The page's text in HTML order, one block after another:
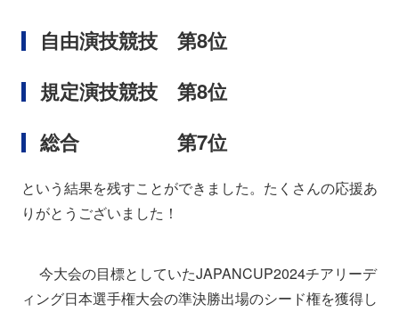
自由演技競技 第8位
規定演技競技 第8位
総合 第7位
という結果を残すことができました。たくさんの応援あ
りがとうございました！
今大会の目標としていたJAPANCUP2024チアリーデ
ィング日本選手権大会の準決勝出場のシード権を獲得し